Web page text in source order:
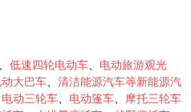
低速四轮电动车
电动旅游观光
动大巴车
清洁能源汽车等新能源汽
电动三轮车 电动篷车
摩托三轮车